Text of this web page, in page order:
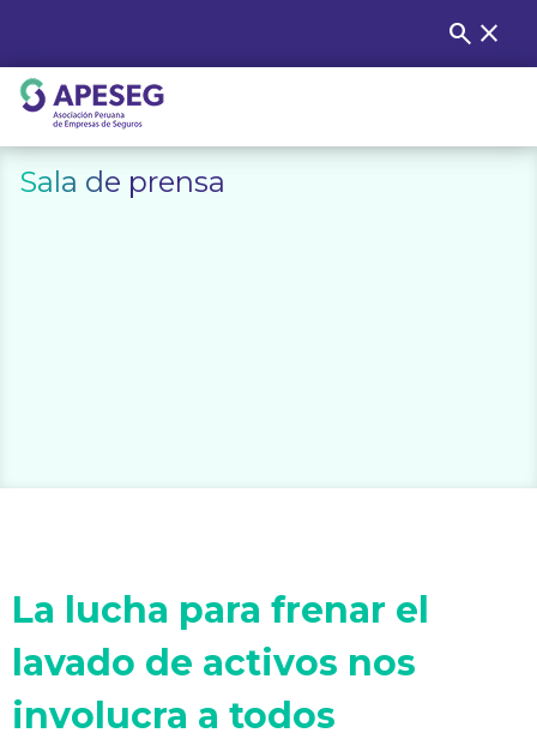
content
Buscar:
search close
APESEG
Sala de prensa
La lucha para frenar el
lavado de activos nos
involucra a todos